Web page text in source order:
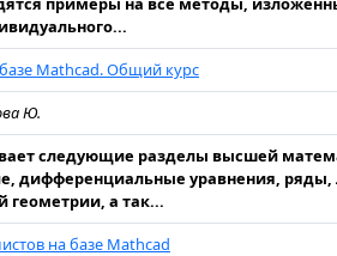
Mathcad. Общий курс
Ю.
следующие разделы высшей
дифференциальные уравнения, ряды,
геометрии, а так...
на базе Mathcad